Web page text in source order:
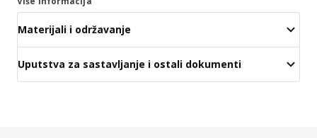
Materijali i održavanje
Uputstva za sastavljanje i ostali dokumenti